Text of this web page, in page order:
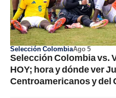
Selección ColombiaAgo 5
Selección Colombia vs.
HOY; hora y dónde ver
Centroamericanos y del